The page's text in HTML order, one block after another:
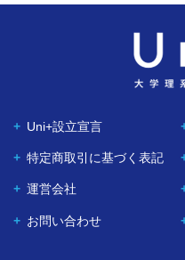
Uni+設立宣言
特定商取引に基づく表記
運営会社
お問い合わせ